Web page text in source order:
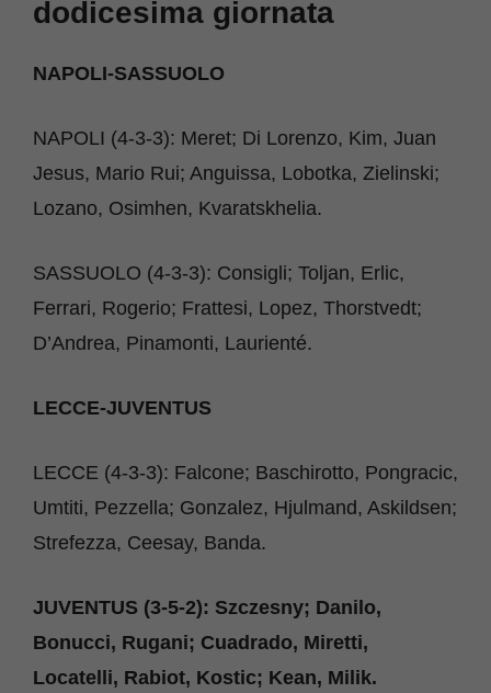
dodicesima giornata
NAPOLI-SASSUOLO
NAPOLI (4-3-3): Meret; Di Lorenzo, Kim, Juan
Jesus, Mario Rui; Anguissa, Lobotka, Zielinski;
Lozano, Osimhen, Kvaratskhelia.
SASSUOLO (4-3-3): Consigli; Toljan, Erlic,
Ferrari, Rogerio; Frattesi, Lopez, Thorstvedt;
D’Andrea, Pinamonti, Laurienté.
LECCE-JUVENTUS
LECCE (4-3-3): Falcone; Baschirotto, Pongracic,
Umtiti, Pezzella; Gonzalez, Hjulmand, Askildsen;
Strefezza, Ceesay, Banda.
JUVENTUS (3-5-2): Szczesny; Danilo,
Bonucci, Rugani; Cuadrado, Miretti,
Locatelli, Rabiot, Kostic; Kean, Milik.